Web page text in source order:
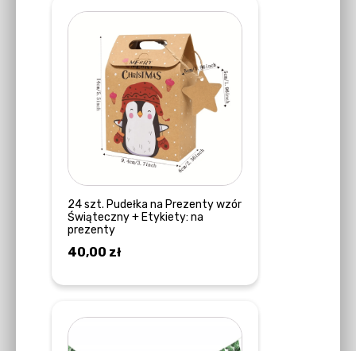
24 szt. Pudełka na Prezenty wzór
Świąteczny + Etykiety: na
prezenty
40,00 zł